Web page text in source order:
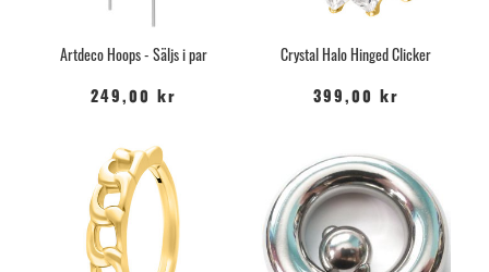
Artdeco Hoops - Säljs i par
249,00 kr
Crystal Halo Hinged Clicker
399,00 kr